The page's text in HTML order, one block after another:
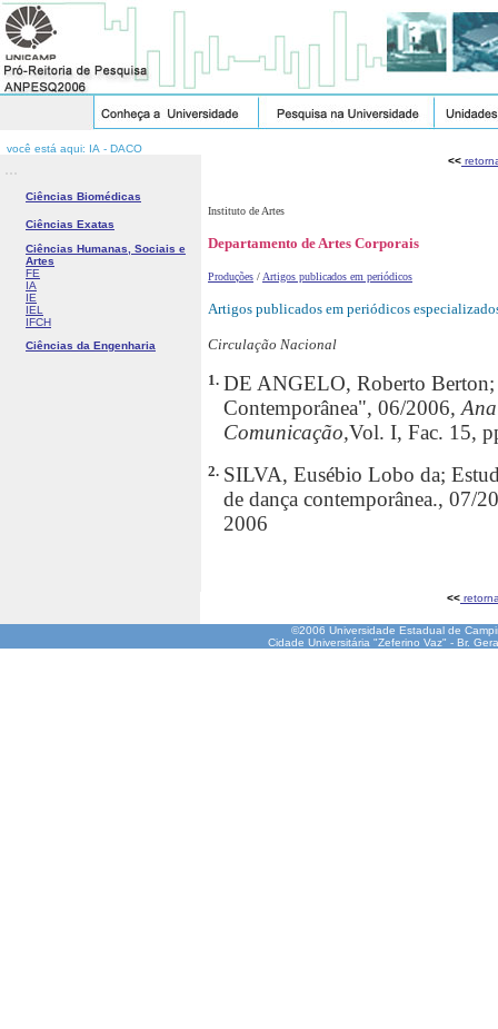
você está aqui: IA - DACO
...
Ciências Biomédicas
Ciências Exatas
Ciências Humanas, Sociais e
Artes
FE
IA
IE
IEL
IFCH
Ciências da Engenharia
<<
Instituto de Artes
Departamento de Artes Corporais
Produções / Artigos publicados em periódicos
Artigos publicados em periódicos
Circulação Nacional
1. DE ANGELO, Roberto Berton;
Contemporânea", 06/2006,
Comunicação,Vol. I, Fac. 15,
2. SILVA, Eusébio Lobo da;
de dança contemporânea., 07/
2006
<<
©2006 Universidade Estadual de
Cidade Universitária "Zeferino Vaz" - Br.